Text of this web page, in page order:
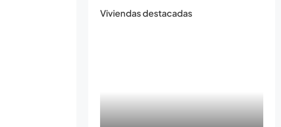
Viviendas destacadas